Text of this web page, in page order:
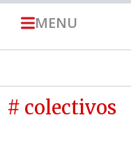
MENU
# colectivos